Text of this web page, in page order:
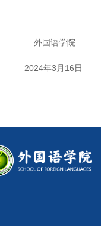
外国语学院
2024年3月16日